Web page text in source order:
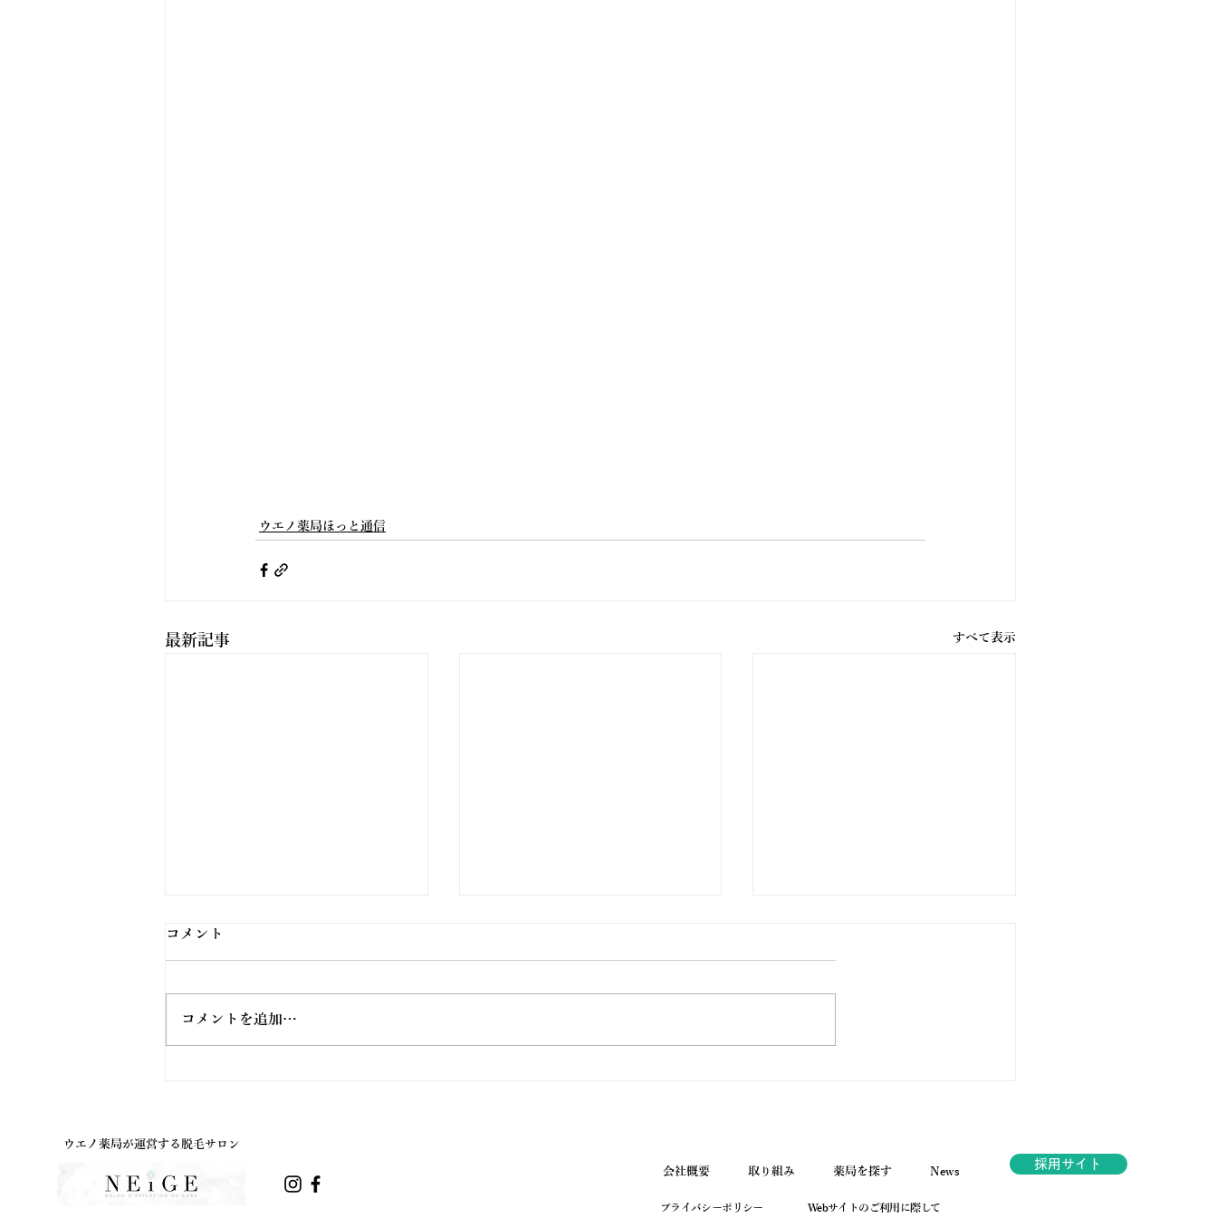
ウエノ薬局ほっと通信
最新記事 すべて表示
コメント
コメントを追加…
ウエノ薬局が運営する脱毛サロン
会社概要 取り組み 薬局を探す News
プライバシーポリシー Webサイトのご利用に際して
採用サイト